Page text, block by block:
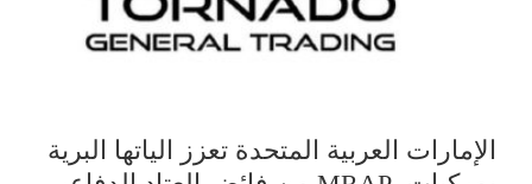
الإمارات العربية المتحدة تعزز الياتها البرية